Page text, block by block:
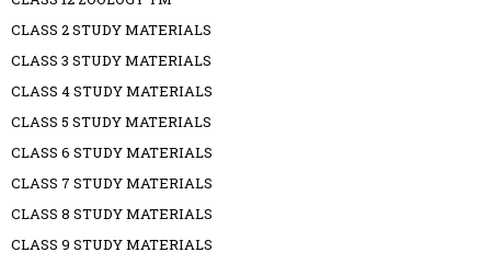
CLASS 2 STUDY MATERIALS
CLASS 3 STUDY MATERIALS
CLASS 4 STUDY MATERIALS
CLASS 5 STUDY MATERIALS
CLASS 6 STUDY MATERIALS
CLASS 7 STUDY MATERIALS
CLASS 8 STUDY MATERIALS
CLASS 9 STUDY MATERIALS